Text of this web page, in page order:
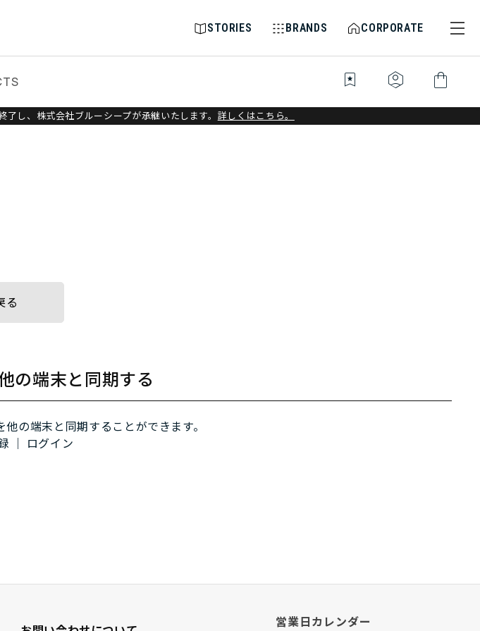
STORIES BRANDS CORPORATE
bookmark_star identity_platform shopping_bag
し、株式会社ブルーシープが承継いたします。 詳しくはこちら。
る
の端末と同期する
の端末と同期することができます。
ログイン
営業日カレンダー